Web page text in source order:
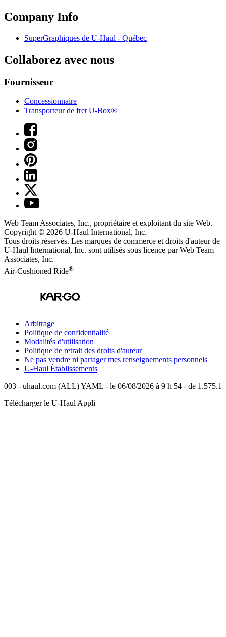
Company Info
SuperGraphiques de U-Haul - Québec
Collaborez avec nous
Fournisseur
Concessionnaire
Transporteur de fret U-Box®
Web Team Associates, Inc., propriétaire et exploitant du site Web.
Copyright © 2026 U-Haul International, Inc.
Tous droits réservés. Les marques de commerce et droits d'auteur de
U-Haul International, Inc. sont utilisés sous licence par Web Team
Associates, Inc.
Air-Cushioned Ride®
Arbitrage
Politique de confidentialité
Modalités d'utilisation
Politique de retrait des droits d'auteur
Ne pas vendre ni partager mes renseignements personnels
U-Haul Établissements
003 - uhaul.com (ALL) YAML - le 06/08/2026 à 9 h 54 - de 1.575.1
Télécharger le U-Haul Appli